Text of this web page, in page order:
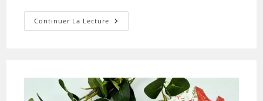
Continuer La Lecture Bonus
Pour
Par
Michelle
Craquelin